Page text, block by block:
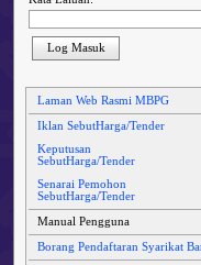
Log Masuk
Laman Web Rasmi MBPG
Iklan SebutHarga/Tender
Keputusan
SebutHarga/Tender
Senarai Pemohon
SebutHarga/Tender
Manual Pengguna
Borang Pendaftaran Syarikat